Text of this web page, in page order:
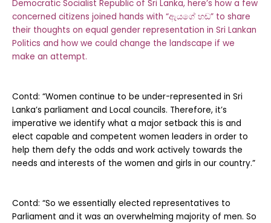
Democratic Socialist Republic of Sri Lanka, here’s how a few
concerned citizens joined hands with “ඇයගේ හඬ” to share
their thoughts on equal gender representation in Sri Lankan
Politics and how we could change the landscape if we
make an attempt.
Contd: “Women continue to be under-represented in Sri
Lanka’s parliament and Local councils. Therefore, it’s
imperative we identify what a major setback this is and
elect capable and competent women leaders in order to
help them defy the odds and work actively towards the
needs and interests of the women and girls in our country.”
Contd: “So we essentially elected representatives to
Parliament and it was an overwhelming majority of men. So